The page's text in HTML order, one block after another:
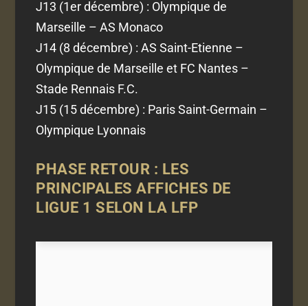
J13 (1er décembre) : Olympique de
Marseille – AS Monaco
J14 (8 décembre) : AS Saint-Etienne –
Olympique de Marseille et FC Nantes –
Stade Rennais F.C.
J15 (15 décembre) : Paris Saint-Germain –
Olympique Lyonnais
PHASE RETOUR : LES
PRINCIPALES AFFICHES DE
LIGUE 1 SELON LA LFP